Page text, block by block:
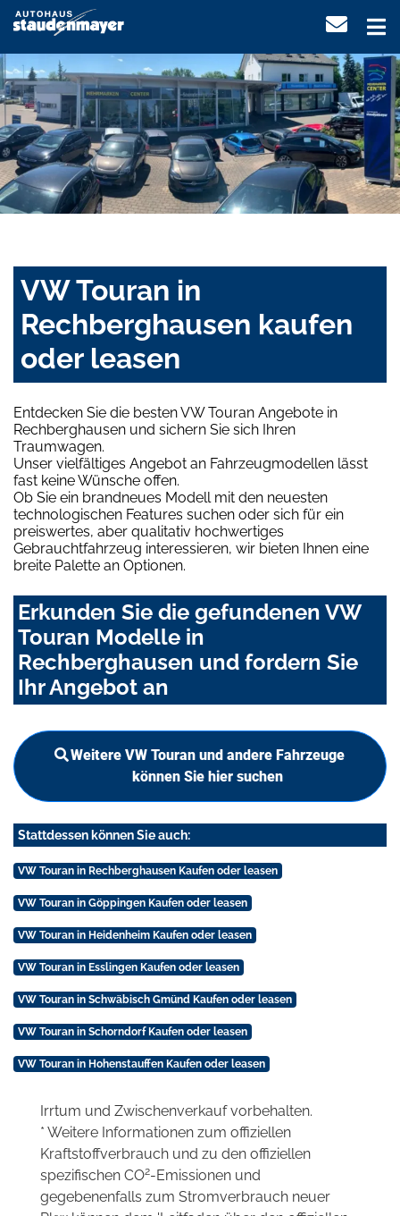
VW Touran in
Rechberghausen kaufen
oder leasen
Entdecken Sie die besten VW Touran Angebote in
Rechberghausen und sichern Sie sich Ihren
Traumwagen.
Unser vielfältiges Angebot an Fahrzeugmodellen lässt
fast keine Wünsche offen.
Ob Sie ein brandneues Modell mit den neuesten
technologischen Features suchen oder sich für ein
preiswertes, aber qualitativ hochwertiges
Gebrauchtfahrzeug interessieren, wir bieten Ihnen eine
breite Palette an Optionen.
Erkunden Sie die gefundenen VW
Touran Modelle in
Rechberghausen und fordern Sie
Ihr Angebot an
Weitere VW Touran und andere Fahrzeuge
können Sie hier suchen
Stattdessen können Sie auch:
VW Touran in Rechberghausen Kaufen oder leasen
VW Touran in Göppingen Kaufen oder leasen
VW Touran in Heidenheim Kaufen oder leasen
VW Touran in Esslingen Kaufen oder leasen
VW Touran in Schwäbisch Gmünd Kaufen oder leasen
VW Touran in Schorndorf Kaufen oder leasen
VW Touran in Hohenstauffen Kaufen oder leasen
Irrtum und Zwischenverkauf vorbehalten.
* Weitere Informationen zum offiziellen
Kraftstoffverbrauch und zu den offiziellen
spezifischen CO2-Emissionen und
gegebenenfalls zum Stromverbrauch neuer